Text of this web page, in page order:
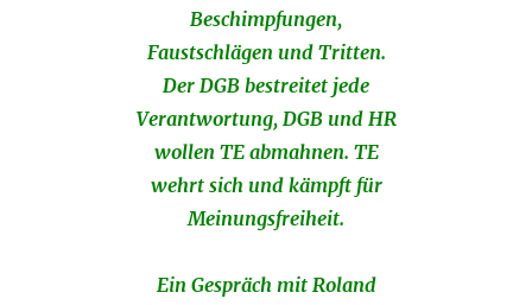
Beschimpfungen,
Faustschlägen und Tritten.
Der DGB bestreitet jede
Verantwortung, DGB und HR
wollen TE abmahnen. TE
wehrt sich und kämpft für
Meinungsfreiheit.
Ein Gespräch mit Roland